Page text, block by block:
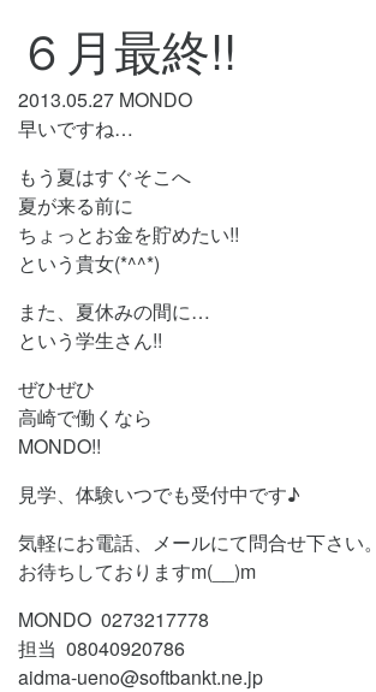
６月最終!!
2013.05.27 MONDO
早いですね…
もう夏はすぐそこへ
夏が来る前に
ちょっとお金を貯めたい!!
という貴女(*^^*)
また、夏休みの間に…
という学生さん!!
ぜひぜひ
高崎で働くなら
MONDO!!
見学、体験いつでも受付中です♪
気軽にお電話、メールにて問合せ下さい。
お待ちしておりますm(__)m
MONDO 0273217778
担当 08040920786
aidma-ueno@softbankt.ne.jp